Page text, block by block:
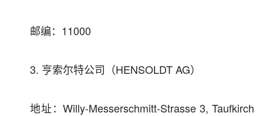
邮编：11000
3. 亨索尔特公司（HENSOLDT AG）
地址：Willy-Messerschmitt-Strasse 3, Taufkirch